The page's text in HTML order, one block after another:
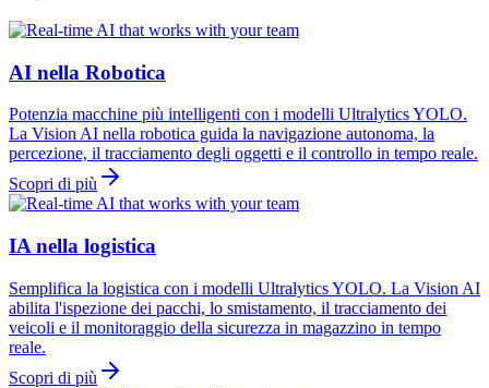
AI nella Robotica
Potenzia macchine più intelligenti con i modelli Ultralytics YOLO.
La Vision AI nella robotica guida la navigazione autonoma, la
percezione, il tracciamento degli oggetti e il controllo in tempo reale.
Scopri di più
IA nella logistica
Semplifica la logistica con i modelli Ultralytics YOLO. La Vision AI
abilita l'ispezione dei pacchi, lo smistamento, il tracciamento dei
veicoli e il monitoraggio della sicurezza in magazzino in tempo
reale.
Scopri di più